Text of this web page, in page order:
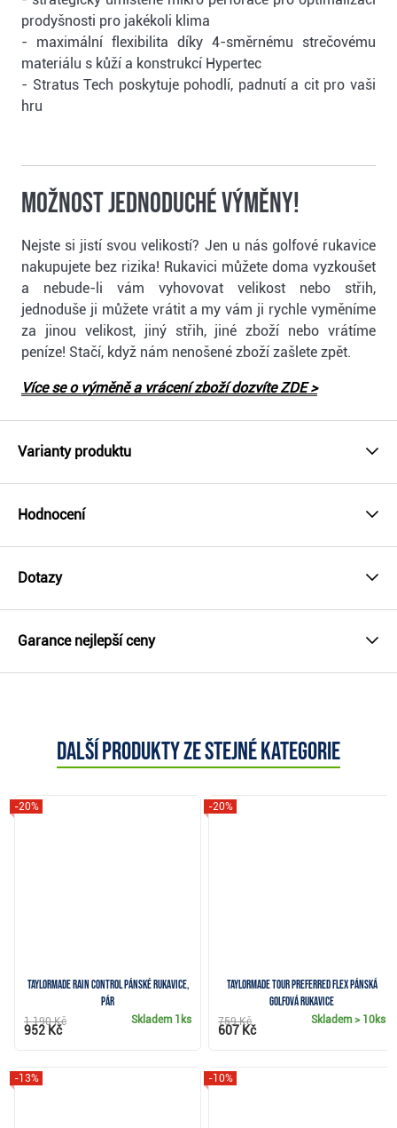
prodyšnosti pro jakékoli klima
- maximální flexibilita díky 4-směrnému strečovému
materiálu s kůží a konstrukcí Hypertec
- Stratus Tech poskytuje pohodlí, padnutí a cit pro vaši
hru
Možnost jednoduché výměny!
Nejste si jistí svou velikostí? Jen u nás golfové rukavice
nakupujete bez rizika! Rukavici můžete doma vyzkoušet
a nebude-li vám vyhovovat velikost nebo střih,
jednoduše ji můžete vrátit a my vám ji rychle vyměníme
za jinou velikost, jiný střih, jiné zboží nebo vrátíme
peníze! Stačí, když nám nenošené zboží zašlete zpět.
Více se o výměně a vrácení zboží dozvíte ZDE >
Varianty produktu
Hodnocení
Dotazy
Garance nejlepší ceny
Další produkty ze stejné kategorie
TaylorMade Rain Control pánské rukavice,
pár
-20%
Skladem 1ks
1 190 Kč
952 Kč
TaylorMade Tour Preferred Flex pánská
golfová rukavice
-20%
Skladem> 10ks
759 Kč
607 Kč
-13% -10%